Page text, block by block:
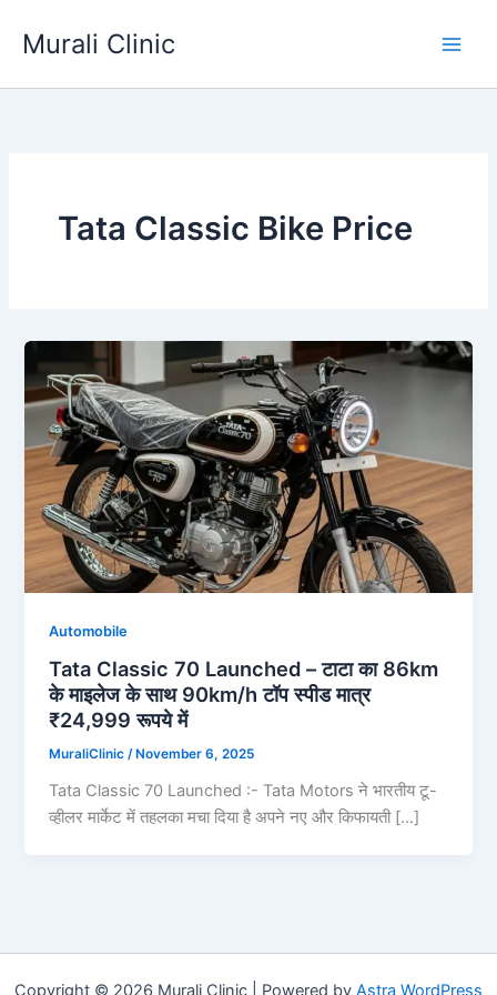
Murali Clinic
Tata Classic Bike Price
Automobile
Tata Classic 70 Launched – टाटा का 86km
के माइलेज के साथ 90km/h टॉप स्पीड मात्र
₹24,999 रूपये में
MuraliClinic/ November 6, 2025
Tata Classic 70 Launched :- Tata Motors ने भारतीय टू-
व्हीलर मार्केट में तहलका मचा दिया है अपने नए और किफायती […]
Copyright © 2026 Murali Clinic | Powered by Astra WordPress